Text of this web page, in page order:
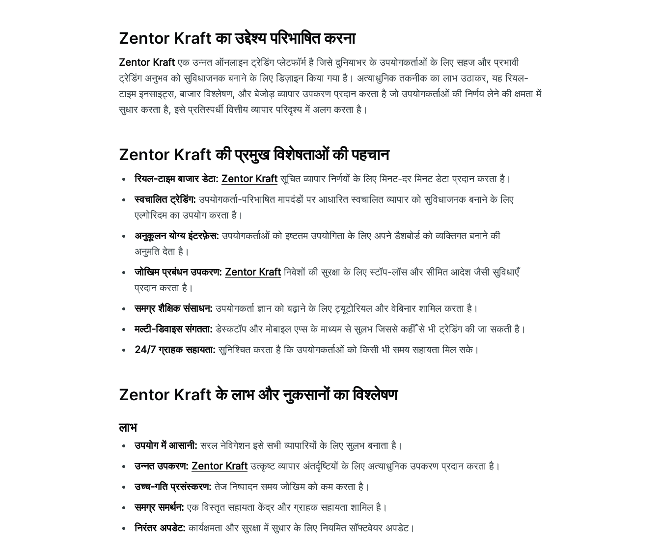
Zentor Kraft का उद्देश्य परिभाषित करना
Zentor Kraftएक उन्नत ऑनलाइन ट्रेडिंग प्लेटफॉर्म है जिसे दुनियाभर के उपयोगकर्ताओं के लिए सहज और प्रभावी
ट्रेडिंग अनुभव को सुविधाजनक बनाने के लिए डिज़ाइन किया गया है। अत्याधुनिक तकनीक का लाभ उठाकर, यह रियल-
टाइम इनसाइट्स, बाजार विश्लेषण, और बेजोड़ व्यापार उपकरण प्रदान करता है जो उपयोगकर्ताओं की निर्णय लेने की क्षमता में
सुधार करता है, इसे प्रतिस्पर्धी वित्तीय व्यापार परिदृश्य में अलग करता है।
Zentor Kraft की प्रमुख विशेषताओं की पहचान
रियल-टाइम बाजार डेटा: Zentor Kraftसूचित व्यापार निर्णयों के लिए मिनट-दर मिनट डेटा प्रदान करता है।
स्वचालित ट्रेडिंग: उपयोगकर्ता-परिभाषित मापदंडों पर आधारित स्वचालित व्यापार को सुविधाजनक बनाने के लिए
एल्गोरिदम का उपयोग करता है।
अनुकूलन योग्य इंटरफ़ेस: उपयोगकर्ताओं को इष्टतम उपयोगिता के लिए अपने डैशबोर्ड को व्यक्तिगत बनाने की
अनुमति देता है।
जोखिम प्रबंधन उपकरण: Zentor Kraftनिवेशों की सुरक्षा के लिए स्टॉप-लॉस और सीमित आदेश जैसी सुविधाएँ
प्रदान करता है।
समग्र शैक्षिक संसाधन: उपयोगकर्ता ज्ञान को बढ़ाने के लिए ट्यूटोरियल और वेबिनार शामिल करता है।
मल्टी-डिवाइस संगतता: डेस्कटॉप और मोबाइल एप्स के माध्यम से सुलभ जिससे कहीँ से भी ट्रेडिंग की जा सकती है।
24/7 ग्राहक सहायता: सुनिश्चित करता है कि उपयोगकर्ताओं को किसी भी समय सहायता मिल सके।
Zentor Kraft के लाभ और नुकसानों का विश्लेषण
लाभ
उपयोग में आसानी: सरल नेविगेशन इसे सभी व्यापारियों के लिए सुलभ बनाता है।
उन्नत उपकरण: Zentor Kraftउत्कृष्ट व्यापार अंतर्दृष्टियों के लिए अत्याधुनिक उपकरण प्रदान करता है।
उच्च-गति प्रसंस्करण: तेज निष्पादन समय जोखिम को कम करता है।
समग्र समर्थन: एक विस्तृत सहायता केंद्र और ग्राहक सहायता शामिल है।
निरंतर अपडेट: कार्यक्षमता और सुरक्षा में सुधार के लिए नियमित सॉफ्टवेयर अपडेट।